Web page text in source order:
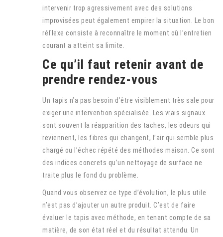
intervenir trop agressivement avec des solutions
improvisées peut également empirer la situation. Le bon
réflexe consiste à reconnaître le moment où l’entretien
courant a atteint sa limite.
Ce qu’il faut retenir avant de
prendre rendez-vous
Un tapis n’a pas besoin d’être visiblement très sale pour
exiger une intervention spécialisée. Les vrais signaux
sont souvent la réapparition des taches, les odeurs qui
reviennent, les fibres qui changent, l’air qui semble plus
chargé ou l’échec répété des méthodes maison. Ce sont
des indices concrets qu’un nettoyage de surface ne
traite plus le fond du problème.
Quand vous observez ce type d’évolution, le plus utile
n’est pas d’ajouter un autre produit. C’est de faire
évaluer le tapis avec méthode, en tenant compte de sa
matière, de son état réel et du résultat attendu. Un